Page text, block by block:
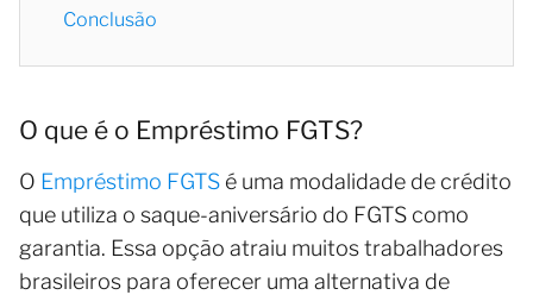
Conclusão
O que é o Empréstimo FGTS?
O Empréstimo FGTS é uma modalidade de crédito
que utiliza o saque-aniversário do FGTS como
garantia. Essa opção atraiu muitos trabalhadores
brasileiros para oferecer uma alternativa de